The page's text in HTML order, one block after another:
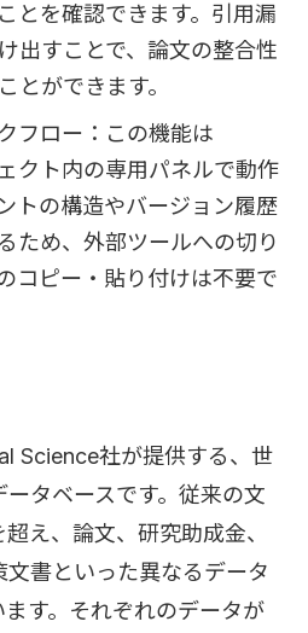
とを確認できます。引用漏
出すことで、論文の整合性
とができます。
フロー：この機能は
クト内の専用パネルで動作
トの構造やバージョン履歴
ため、外部ツールへの切り
コピー・貼り付けは不要で
Science社が提供する、世
タベースです。従来の文
え、論文、研究助成金、
書といった異なるデータ
す。それぞれのデータが